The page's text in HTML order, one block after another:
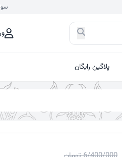
پلاگین رایگان